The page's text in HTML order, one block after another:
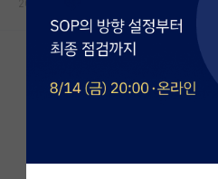
커뮤니티 홈
전체글보기
베스트 게시판
자유 게시판(아무개랩)